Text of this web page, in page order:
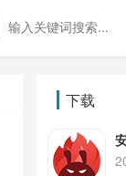
下载